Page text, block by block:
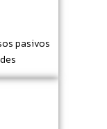
pasivos